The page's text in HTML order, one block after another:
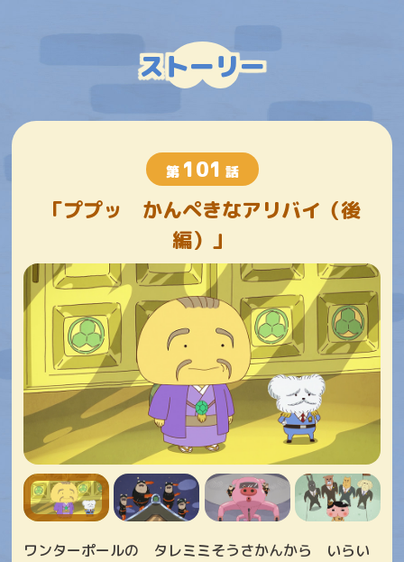
ストーリー
第 101 話
「ププッ かんぺきなアリバイ（後
編）」
ワンターポールの タレミミそうさかんから いらい